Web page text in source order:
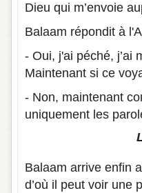
Dieu qui m’envoie
Balaam répondit à
- Oui, j'ai péché, j’ai
Maintenant si ce
- Non, maintenant
uniquement les
Balaam arrive enfin
d’où il peut voir une